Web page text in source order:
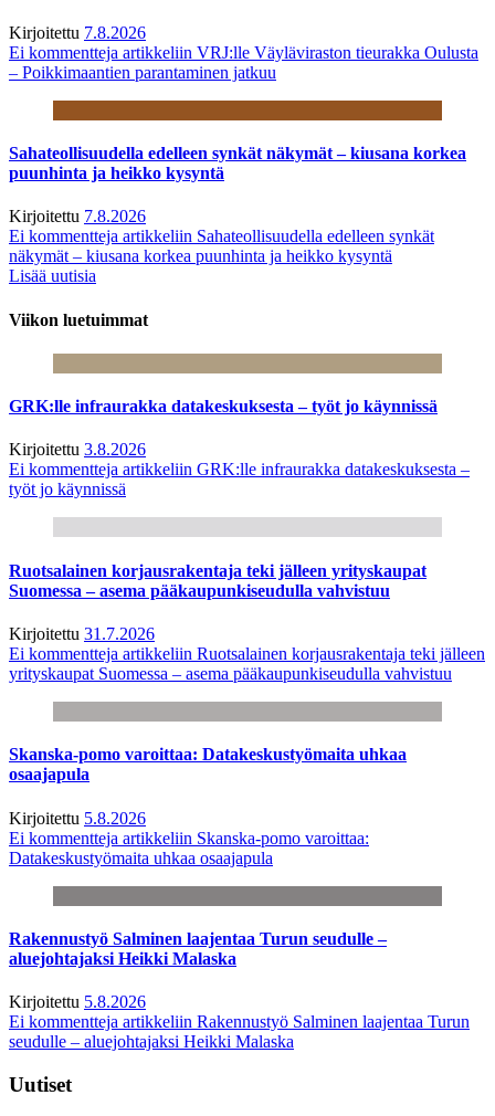
Kirjoitettu 7.8.2026
Ei kommentteja artikkeliin VRJ:lle Väyläviraston tieurakka Oulusta
– Poikkimaantien parantaminen jatkuu
Sahateollisuudella edelleen synkät näkymät – kiusana korkea
puunhinta ja heikko kysyntä
Kirjoitettu 7.8.2026
Ei kommentteja artikkeliin Sahateollisuudella edelleen synkät
näkymät – kiusana korkea puunhinta ja heikko kysyntä
Lisää uutisia
Viikon luetuimmat
GRK:lle infraurakka datakeskuksesta – työt jo käynnissä
Kirjoitettu 3.8.2026
Ei kommentteja artikkeliin GRK:lle infraurakka datakeskuksesta –
työt jo käynnissä
Ruotsalainen korjausrakentaja teki jälleen yrityskaupat
Suomessa – asema pääkaupunkiseudulla vahvistuu
Kirjoitettu 31.7.2026
Ei kommentteja artikkeliin Ruotsalainen korjausrakentaja teki jälleen
yrityskaupat Suomessa – asema pääkaupunkiseudulla vahvistuu
Skanska-pomo varoittaa: Datakeskustyömaita uhkaa
osaajapula
Kirjoitettu 5.8.2026
Ei kommentteja artikkeliin Skanska-pomo varoittaa:
Datakeskustyömaita uhkaa osaajapula
Rakennustyö Salminen laajentaa Turun seudulle –
aluejohtajaksi Heikki Malaska
Kirjoitettu 5.8.2026
Ei kommentteja artikkeliin Rakennustyö Salminen laajentaa Turun
seudulle – aluejohtajaksi Heikki Malaska
Uutiset